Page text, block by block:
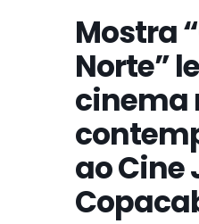
Mostra
Norte”
cinema
ao Cine